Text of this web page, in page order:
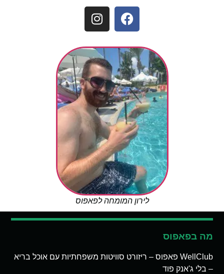
לירון המומחה לפאפוס
מה בפאפוס
WellClub פאפוס – ריזורט סוויטות משפחתיות עם אוכל בריא
– בלי ג'אנק פוד